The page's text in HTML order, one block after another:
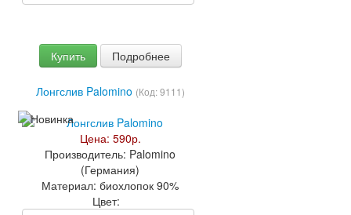
Купить Подробнее
Лонгслив Palomino (Код:9111)
Цена: 590р.
Производитель: Palomino
(Германия)
Материал: биохлопок 90%
Цвет: